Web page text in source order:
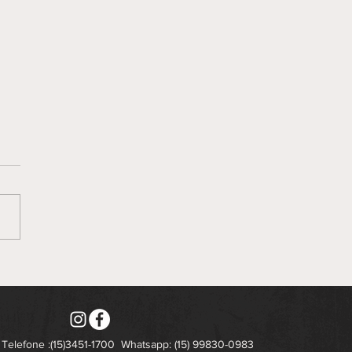
Telefone :(15)3451-1700 Whatsapp: (15) 99830-0983